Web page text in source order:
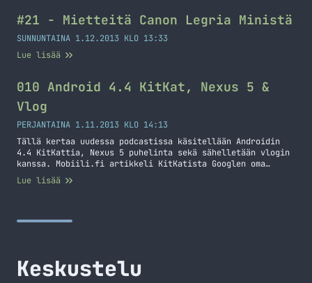
vuonna): Kesärenkaat Tallinnasta: Tarjouspyynnöt Polar
Loop ensikokemuksia Jolla muutaman päivän jälkeen
Kadonneen Android… Jatka lukemista 022 Vuosi 2014 ja
hieman vuodesta 2015
#21 - Mietteitä Canon Legria Ministä
SUNNUNTAINA 1.12.2013 KLO 13:33
Lue lisää
010 Android 4.4 KitKat, Nexus 5 &
Vlog
PERJANTAINA 1.11.2013 KLO 14:13
Tällä kertaa uudessa podcastissa käsitellään Androidin
4.4 KitKattia, Nexus 5 puhelinta sekä sähelletään vlogin
kanssa. Mobiili.fi artikkeli KitKatista Googlen oma
blogijuttu KitKat showcase Nexus 5 tuotesivu Aloitin taas
vlogin pitämisen. Videot tulevat blogiin sekä Youtubeen.
Lue lisää
Keskustelu